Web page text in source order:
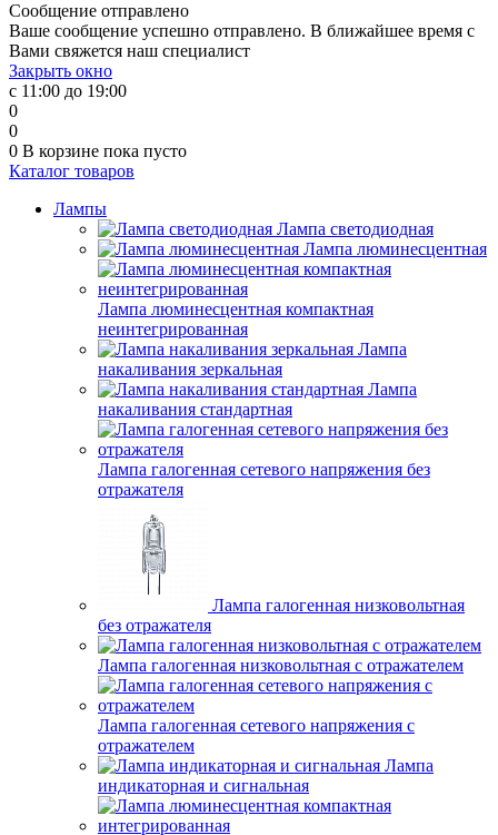
Сообщение отправлено
Ваше сообщение успешно отправлено. В ближайшее время с
Вами свяжется наш специалист
Закрыть окно
с 11:00 до 19:00
0
0
0 В корзине пока пусто
Каталог товаров
Лампы
Лампа светодиодная
Лампа люминесцентная
Лампа люминесцентная компактная
неинтегрированная
Лампа
накаливания зеркальная
Лампа
накаливания стандартная
Лампа галогенная сетевого напряжения без
отражателя
Лампа галогенная низковольтная
без отражателя
Лампа галогенная низковольтная с отражателем
Лампа галогенная сетевого напряжения с
отражателем
Лампа
индикаторная и сигнальная